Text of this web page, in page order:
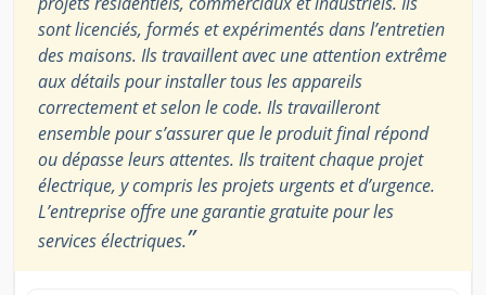
sont licenciés, formés et expérimentés dans l’entretien
des maisons. Ils travaillent avec une attention extrême
aux détails pour installer tous les appareils
correctement et selon le code. Ils travailleront
ensemble pour s’assurer que le produit final répond
ou dépasse leurs attentes. Ils traitent chaque projet
électrique, y compris les projets urgents et d’urgence.
L’entreprise offre une garantie gratuite pour les
services électriques.”